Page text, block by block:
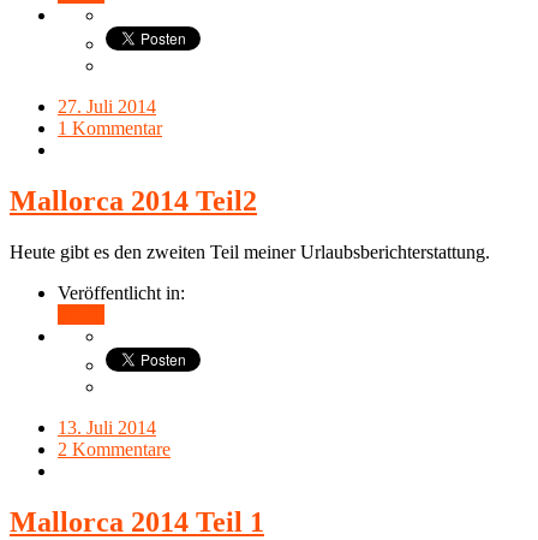
27. Juli 2014
1 Kommentar
Mallorca 2014 Teil2
Heute gibt es den zweiten Teil meiner Urlaubsberichterstattung.
Veröffentlicht in:
13. Juli 2014
2 Kommentare
Mallorca 2014 Teil 1